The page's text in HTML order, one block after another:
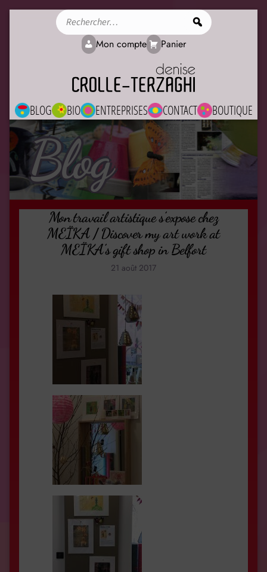
BLOG BIO ENTREPRISES CONTACT BOUTIQUE
Mon compte Panier
Blog
Mon travail artistique s’expose chez
MEÏKA / Discover my art work at
MEÏKA’s gift shop in Belfort
21 août 2017